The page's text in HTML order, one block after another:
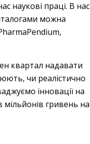
наукові праці. В нас
можна
квартал надавати
чи реалістично
інновації на
мільйонів гривень на